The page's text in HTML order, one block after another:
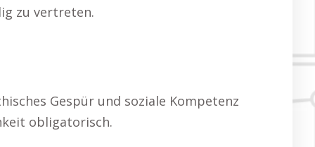
zu vertreten.
Gespür und soziale Kompetenz
obligatorisch.